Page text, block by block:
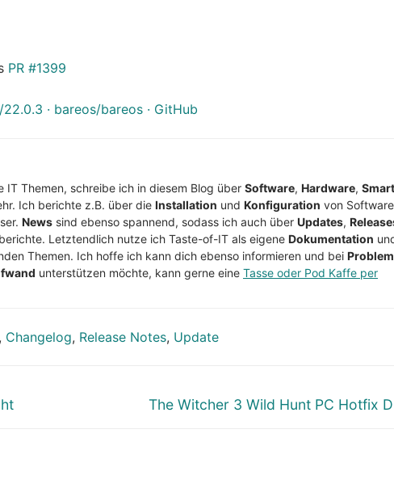
PR #1399
· bareos/bareos · GitHub
IT Themen, schreibe ich in diesem Blog über Software, Hardware, Smart
Ich berichte z.B. über die Installation und Konfiguration von
News sind ebenso spannend, sodass ich auch über Updates,
Letztendlich nutze ich Taste-of-IT als eigene Dokumentation
Themen. Ich hoffe ich kann dich ebenso informieren und bei
unterstützen möchte, kann gerne eine Tasse oder Pod Kaffe per
, Changelog, Release Notes, Update
Nächster
The Witcher 3 Wild Hunt PC Hotfix